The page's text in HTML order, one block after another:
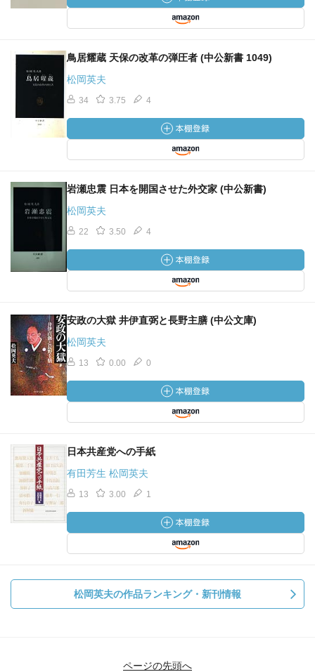
鳥居耀蔵 天保の改革の弾圧者 (中公新書 1049)
松岡英夫
34 3.75 4
岩瀬忠震 日本を開国させた外交家 (中公新書)
松岡英夫
22 3.50 4
安政の大獄 井伊直弼と長野主膳 (中公文庫)
松岡英夫
13 0.00 0
日本共産党への手紙
有田芳生 松岡英夫
13 3.00 1
松岡英夫の作品ランキング・新刊情報
ページの先頭へ